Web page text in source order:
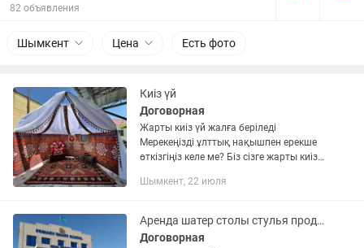
82 объявления
Шымкент Цена Есть фото
Киіз үй
Договорная
Жарты киіз үй жалға беріледі
Мерекеңізді ұлттық нақышпен ерекше
өткізгіңіз келе ме? Біз сізге жарты киіз
Беташар ✔️ Тұсаукесер ✔️ Қыз ұзату ✔️
Шымкент, 22 июля
Аренда шатер столы стулья продажа шатры, подиумы, ферма для рекламы
Договорная